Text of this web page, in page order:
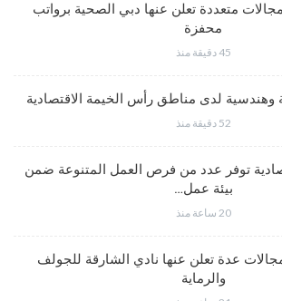
متعددة تعلن عنها دبي الصحية برواتب
محفزة
45 دقيقة منذ
وهندسية لدى مناطق رأس الخيمة الاقتصادية
52 دقيقة منذ
توفر عدد من فرص العمل المتنوعة ضمن
بيئة عمل…
20 ساعة منذ
عدة تعلن عنها نادي الشارقة للجولف
والرماية